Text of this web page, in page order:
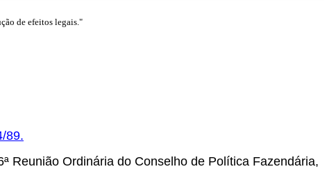
de efeitos legais."
89.
Reunião Ordinária do Conselho de Política Fazendária,